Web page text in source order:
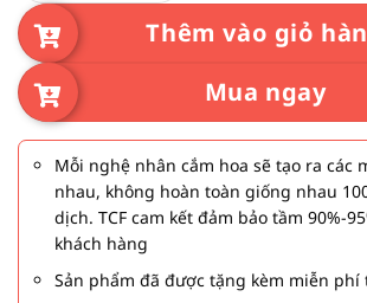
Thêm vào giỏ
Mua ngay
Mỗi nghệ nhân cắm hoa sẽ tạo ra các
nhau, không hoàn toàn giống nhau
dịch. TCF cam kết đảm bảo tầm 90%-
khách hàng
Sản phẩm đã được tặng kèm miễn